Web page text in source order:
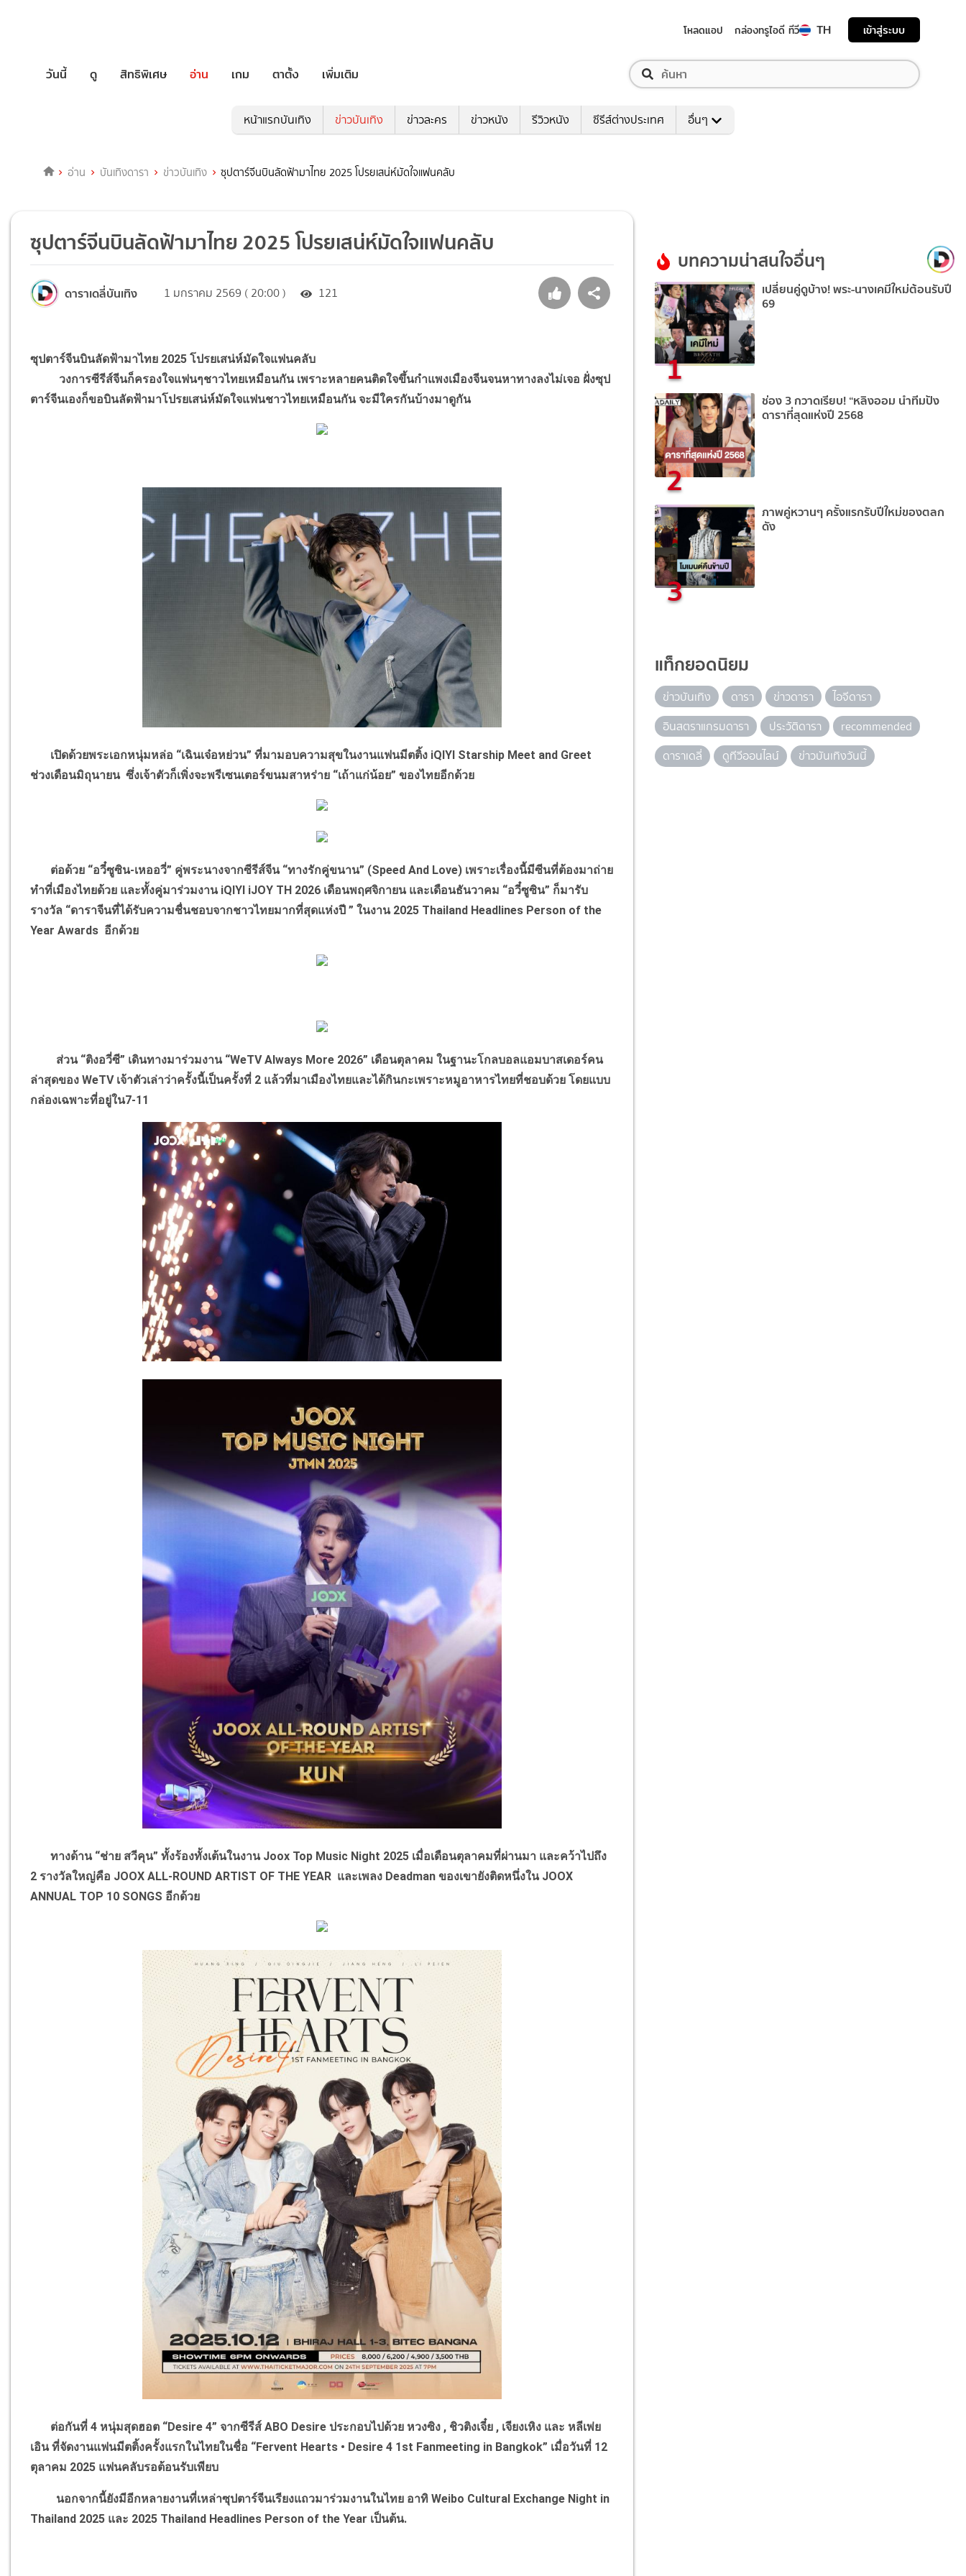
โหลดแอป กล่องทรูไอดี ทีวี TH เข้าสู่ระบบ
วันนี้ ดู สิทธิพิเศษ อ่าน เกม ตาตั้ง เพิ่มเติม
หน้าแรกบันเทิง ข่าวบันเทิง ข่าวละคร ข่าวหนัง รีวิวหนัง ซีรีส์ต่างประเทศ อื่นๆ
อ่าน บันเทิงดารา ข่าวบันเทิง ซุปตาร์จีนบินลัดฟ้ามาไทย 2025 โปรยเสน่ห์มัดใจแฟนคลับ
ซุปตาร์จีนบินลัดฟ้ามาไทย 2025 โปรยเสน่ห์มัดใจแฟนคลับ
ดาราเดลี่บันเทิง 1 มกราคม 2569 ( 20:00 ) 121
ซุปตาร์จีนบินลัดฟ้ามาไทย 2025 โปรยเสน่ห์มัดใจแฟนคลับ
วงการซีรีส์จีนก็ครองใจแฟนๆชาวไทยเหมือนกัน เพราะหลายคนติดใจขึ้นกำแพงเมืองจีนจนหาทางลงไม่เจอ ฝั่งซุป
ตาร์จีนเองก็ขอบินลัดฟ้ามาโปรยเสน่ห์มัดใจแฟนชาวไทยเหมือนกัน จะมีใครกันบ้างมาดูกัน
เปิดด้วยพระเอกหนุ่มหล่อ “เฉินเจ๋อหย่วน” ที่มามอบความสุขในงานแฟนมีตติ้ง iQIYI Starship Meet and Greet
ช่วงเดือนมิถุนายน ซึ่งเจ้าตัวก็เพิ่งจะพรีเซนเตอร์ขนมสาหร่าย “เถ้าแก่น้อย” ของไทยอีกด้วย
ต่อด้วย “อวี๋ซูซิน-เหออวี่” คู่พระนางจากซีรีส์จีน “ทางรักคู่ขนาน” (Speed And Love) เพราะเรื่องนี้มีซีนที่ต้องมาถ่าย
ทำที่เมืองไทยด้วย และทั้งคู่มาร่วมงาน iQIYI iJOY TH 2026 เดือนพฤศจิกายน และเดือนธันวาคม “อวี๋ซูซิน” ก็มารับ
รางวัล “ดาราจีนที่ได้รับความชื่นชอบจากชาวไทยมากที่สุดแห่งปี ” ในงาน 2025 Thailand Headlines Person of the
Year Awards อีกด้วย
ส่วน “ติงอวี่ซี” เดินทางมาร่วมงาน “WeTV Always More 2026” เดือนตุลาคม ในฐานะโกลบอลแอมบาสเดอร์คน
ล่าสุดของ WeTV เจ้าตัวเล่าว่าครั้งนี้เป็นครั้งที่ 2 แล้วที่มาเมืองไทยและได้กินกะเพราะหมูอาหารไทยที่ชอบด้วย โดยแบบ
กล่องเฉพาะที่อยู่ใน7-11
ทางด้าน “ช่าย สวีคุน” ทั้งร้องทั้งเต้นในงาน Joox Top Music Night 2025 เมื่อเดือนตุลาคมที่ผ่านมา และคว้าไปถึง
2 รางวัลใหญ่คือ JOOX ALL-ROUND ARTIST OF THE YEAR และเพลง Deadman ของเขายังติดหนึ่งใน JOOX
ANNUAL TOP 10 SONGS อีกด้วย
ต่อกันที่ 4 หนุ่มสุดฮอต “Desire 4” จากซีรีส์ ABO Desire ประกอบไปด้วย หวงซิง , ชิวติงเจี๋ย , เจียงเหิง และ หลีเพ่ย
เอิน ที่จัดงานแฟนมีตติ้งครั้งแรกในไทยในชื่อ “Fervent Hearts • Desire 4 1st Fanmeeting in Bangkok” เมื่อวันที่ 12
ตุลาคม 2025 แฟนคลับรอต้อนรับเพียบ
นอกจากนี้ยังมีอีกหลายงานที่เหล่าซุปตาร์จีนเรียงแถวมาร่วมงานในไทย อาทิ Weibo Cultural Exchange Night in
Thailand 2025 และ 2025 Thailand Headlines Person of the Year เป็นต้น.
บทความน่าสนใจอื่นๆ
1
เปลี่ยนคู่ดูบ้าง! พระ-นางเคมีใหม่ต้อนรับปี
69
2
ช่อง 3 กวาดเรียบ! “หลิงออม นำทีมปัง
ดาราที่สุดแห่งปี 2568
3
ภาพคู่หวานๆ ครั้งแรกรับปีใหม่ของตลก
ดัง
แท็กยอดนิยม
ข่าวบันเทิง ดารา ข่าวดารา
ไอจีดารา
อินสตราแกรมดารา
ประวัติดารา
recommended
ดาราเดลี่
ดูทีวีออนไลน์ ข่าวบันเทิงวันนี้